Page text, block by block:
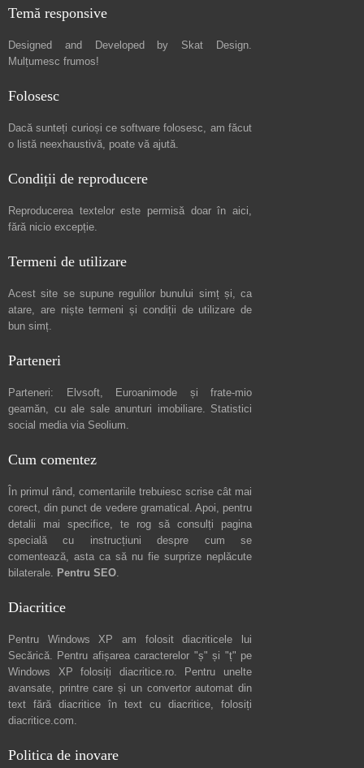
Temă responsive
Designed and Developed by Skat Design.
Mulțumesc frumos!
Folosesc
Dacă sunteți curioși ce software folosesc, am făcut
o listă neexhaustivă, poate vă ajută.
Condiții de reproducere
Reproducerea textelor este permisă doar în aici,
fără nicio excepție.
Termeni de utilizare
Acest site se supune regulilor bunului simț și, ca
atare, are niștetermeni și condiții de utilizare de
bun simț.
Parteneri
Parteneri: Elvsoft, Euroanimode și frate-mio
geamăn, cu ale sale anunturi imobiliare. Statistici
social media via Seolium.
Cum comentez
În primul rând, comentariile trebuiesc scrise cât mai
corect, din punct de vedere gramatical. Apoi, pentru
detalii mai specifice, te rog să consulți pagina
specială cu instrucțiuni despre cum se
comentează, asta ca să nu fie surprize neplăcute
bilaterale. Pentru SEO.
Diacritice
Pentru Windows XP am folosit diacriticele lui
Secărică. Pentru afișarea caracterelor "ș" și "ț" pe
Windows XP folosiți diacritice.ro. Pentru unelte
avansate, printre care și un convertor automat din
text fără diacritice în text cu diacritice, folosiți
diacritice.com.
Politica de inovare